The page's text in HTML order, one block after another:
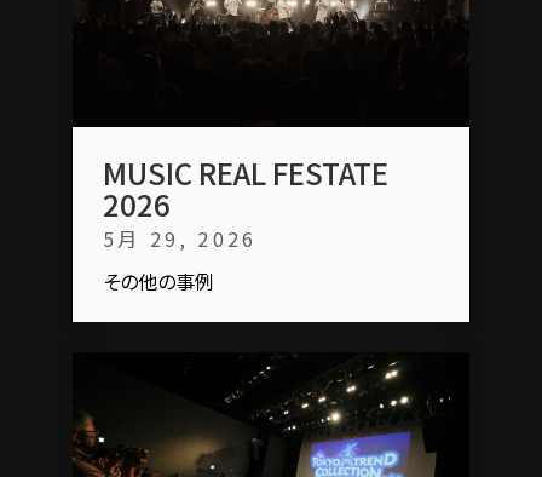
MUSIC REAL FESTATE
2026
5月 29, 2026
その他の事例